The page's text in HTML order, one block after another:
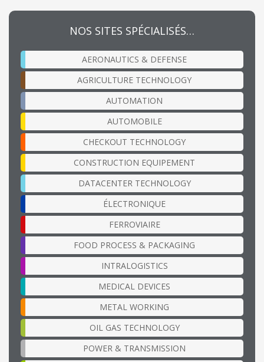
NOS SITES SPÉCIALISÉS…
AERONAUTICS & DEFENSE
AGRICULTURE TECHNOLOGY
AUTOMATION
AUTOMOBILE
CHECKOUT TECHNOLOGY
CONSTRUCTION EQUIPEMENT
DATACENTER TECHNOLOGY
ÉLECTRONIQUE
FERROVIAIRE
FOOD PROCESS & PACKAGING
INTRALOGISTICS
MEDICAL DEVICES
METAL WORKING
OIL GAS TECHNOLOGY
POWER & TRANSMISSION